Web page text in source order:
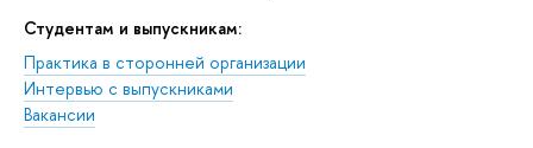
Студентам и выпускникам:
Практика в сторонней организации
Интервью с выпускниками
Вакансии